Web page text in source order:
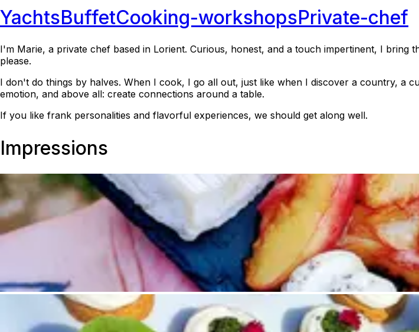
YachtsBuffetCooking-workshopsPrivate-chef
I'm Marie, a private chef based in Lorient. Curious, honest, and a touch impertinent, I bring
please.
I don't do things by halves. When I cook, I go all out, just like when I discover a country, a
emotion, and above all: create connections around a table.
If you like frank personalities and flavorful experiences, we should get along well.
Impressions